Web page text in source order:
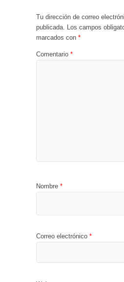
Tu dirección de correo
publicada.
Los campos
marcados con *
Comentario *
Nombre *
Correo electrónico *